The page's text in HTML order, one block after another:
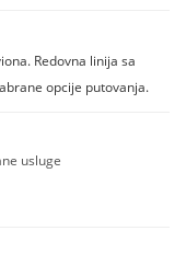
Redovna linija sa
opcije putovanja.
usluge